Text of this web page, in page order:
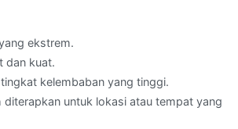
ekstrem.
dan kuat.
kelembaban yang tinggi.
diterapkan untuk lokasi atau tempat yang